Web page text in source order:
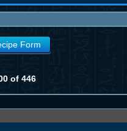
Form
of 446